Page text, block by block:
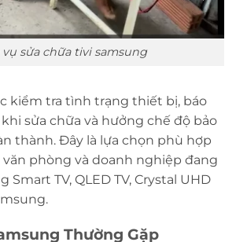
sửa chữa tivi samsung
kiểm tra tình trạng thiết bị, báo
sửa chữa và hưởng chế độ bảo
thành. Đây là lựa chọn phù hợp
văn phòng và doanh nghiệp đang
Smart TV, QLED TV, Crystal UHD
Thường Gặp